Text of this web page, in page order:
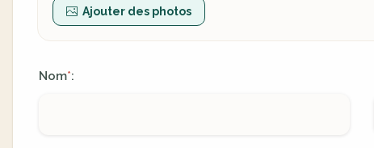
Ajouter des photos
Nom*: